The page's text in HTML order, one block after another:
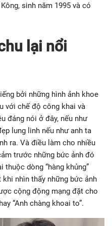
sinh năm 1995 và có
lại nổi
bởi những hình ảnh khoe
với chế độ công khai và
đáng nói ở đây, nếu như
lung linh nếu như anh ta
ra. Và điều làm cho nhiều
trước những bức ảnh đó
thuộc dòng “hàng khủng”
nhìn thấy những bức ảnh
cộng động mạng đặt cho
“Anh chàng khoai to”.